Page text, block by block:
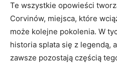
Te wszystkie opowieści
Corvinów, miejsca, które
może kolejne pokolenia. W
historia splata się z legendą,
zawsze pozostają częścią